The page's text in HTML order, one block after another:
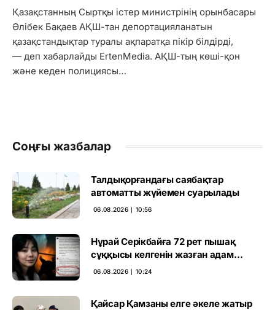
Қазақстанның Сыртқы істер министрінің орынбасары
Әлібек Бақаев АҚШ-тан депортацияланатын
қазақстандықтар туралы ақпаратқа пікір білдірді,
— деп хабарлайды ErtenMedia. АҚШ-тың көші-қон
және кеден полициясы…
Соңғы жазбалар
Талдықорғандағы саябақтар
автоматты жүйемен суарылады
06.08.2026 ∣ 10:56
Нұрай Серікбайға 72 рет пышақ
сұққысы келгенін жазған адам
ұсталды
06.08.2026 ∣ 10:24
Қайсар Қамзаны елге әкеле жатыр